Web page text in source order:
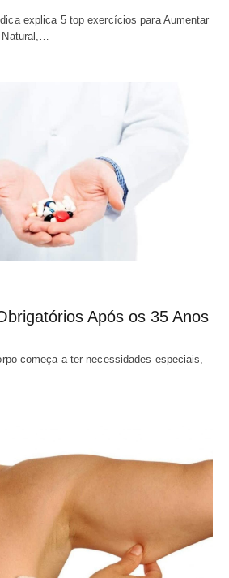
explica 5 top exercícios para Aumentar
Após os 35 Anos
começa a ter necessidades especiais,